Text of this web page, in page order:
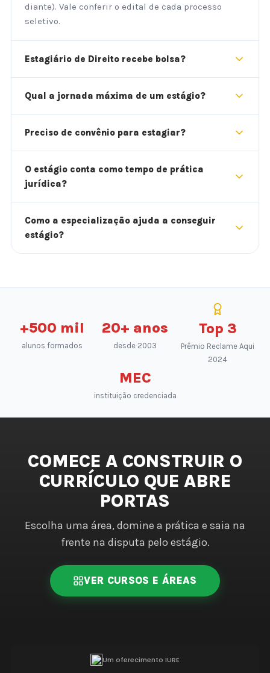
diante). Vale conferir o edital de cada processo
seletivo.
Estagiário de Direito recebe bolsa?
Qual a jornada máxima de um estágio?
Preciso de convênio para estagiar?
O estágio conta como tempo de prática
jurídica?
Como a especialização ajuda a conseguir
estágio?
+500 mil
alunos formados
20+ anos
desde 2003
Top 3
Prêmio Reclame Aqui
2024
MEC
instituição credenciada
COMECE A CONSTRUIR O
CURRÍCULO QUE ABRE
PORTAS
Escolha uma área, domine a prática e saia na
frente na disputa pelo estágio.
VER CURSOS E ÁREAS